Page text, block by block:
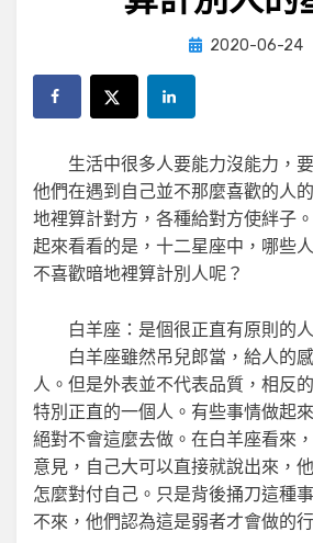
by小編
Posted
2020-06-24
生活中很多人要能力沒能力，要
他們在遇到自己並不那麼喜歡的人
地裡算計對方，各種給對方使絆子
起來看看的是，十二星座中，哪些
不喜歡暗地裡算計別人呢？
白羊座：是個很正直有原則的人
白羊座雖然吊兒郎當，給人的感
人。但是外表並不代表品質，相反
特別正直的一個人。有些事情做起
絕對不會這麼去做。在白羊座看來
意見，自己大可以直接就說出來，
怎麼對付自己。只是背後捅刀這種
不來，他們認為這是弱者才會做的